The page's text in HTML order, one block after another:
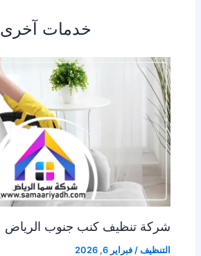
خدمات آخرى
شركة تنظيف كنب جنوب الرياض
التنظيف /فبراير 6, 2026